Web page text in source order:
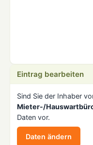
Eintrag bearbeiten
Sind Sie der Inhaber
Mieter-/
Daten vor.
Daten ändern